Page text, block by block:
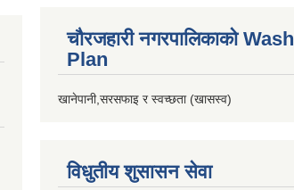
चौरजहारी नगरपालिकाको Wash
Plan
खानेपानी,सरसफाइ र स्वच्छता (खासस्व)
विधुतीय शुसासन सेवा